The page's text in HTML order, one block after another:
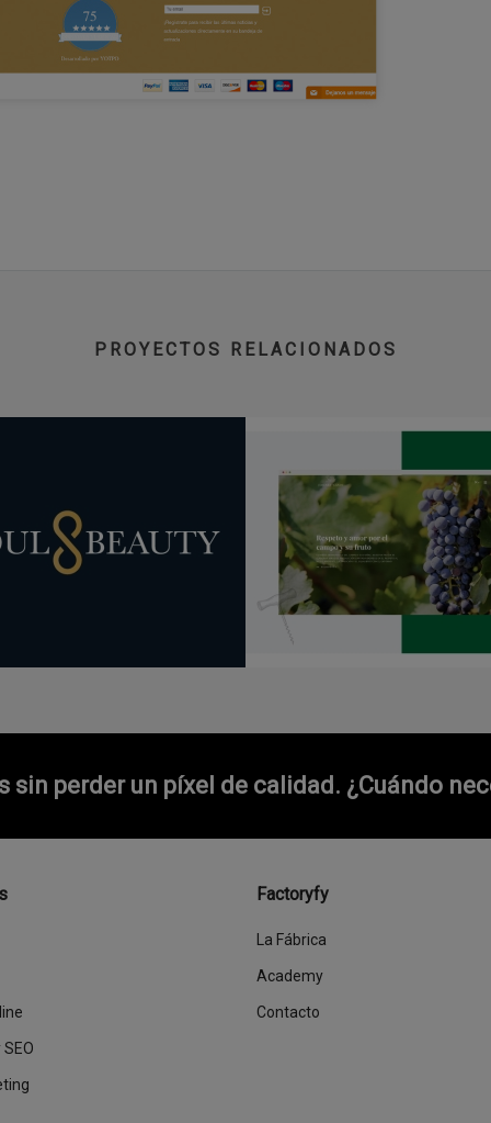
PROYECTOS RELACIONADOS
sin perder un píxel de calidad. ¿Cuándo
Factoryfy
La Fábrica
Academy
Contacto